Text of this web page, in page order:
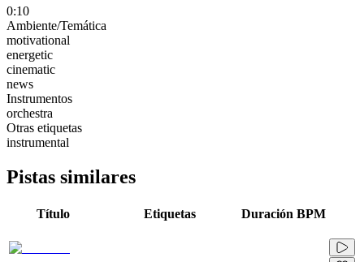
0:10
Ambiente/Temática
motivational
energetic
cinematic
news
Instrumentos
orchestra
Otras etiquetas
instrumental
Pistas similares
Título Etiquetas Duración BPM